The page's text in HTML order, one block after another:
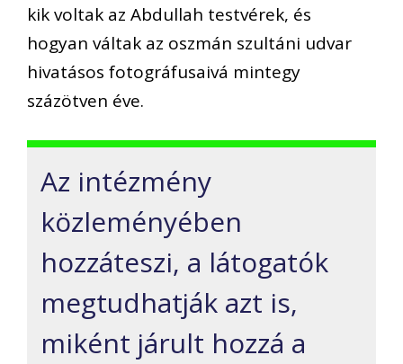
kik voltak az Abdullah testvérek, és
hogyan váltak az oszmán szultáni udvar
hivatásos fotográfusaivá mintegy
százötven éve.
Az intézmény
közleményében
hozzáteszi, a látogatók
megtudhatják azt is,
miként járult hozzá a